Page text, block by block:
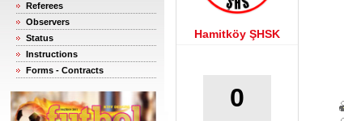
Referees
Observers
Status
Instructions
Forms - Contracts
Hamitköy ŞHSK
0